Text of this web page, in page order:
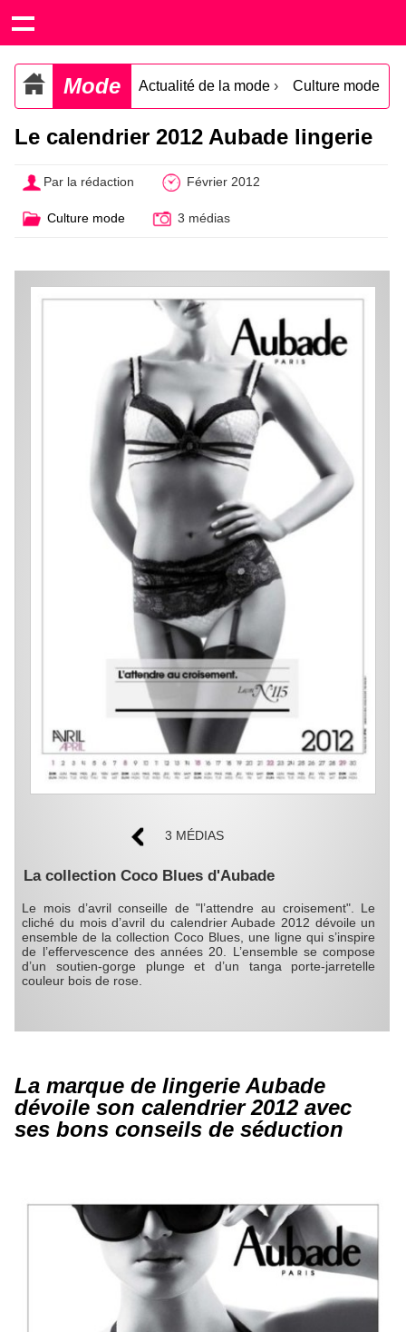
Mode Actualité de la mode › Culture mode
Le calendrier 2012 Aubade lingerie
Par la rédaction Février 2012
Culture mode 3 médias
3 MÉDIAS
La collection Coco Blues d'Aubade
Le mois d’avril conseille de "l’attendre au croisement". Le
cliché du mois d’avril du calendrier Aubade 2012 dévoile un
ensemble de la collection Coco Blues, une ligne qui s’inspire
de l’effervescence des années 20. L’ensemble se compose
d’un soutien-gorge plunge et d’un tanga porte-jarretelle
couleur bois de rose.
La marque de lingerie Aubade
dévoile son calendrier 2012 avec
ses bons conseils de séduction